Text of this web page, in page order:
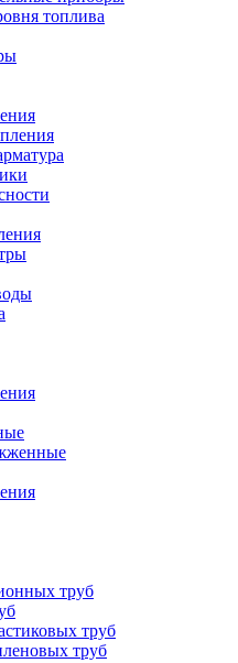
топлива
труб
труб
труб